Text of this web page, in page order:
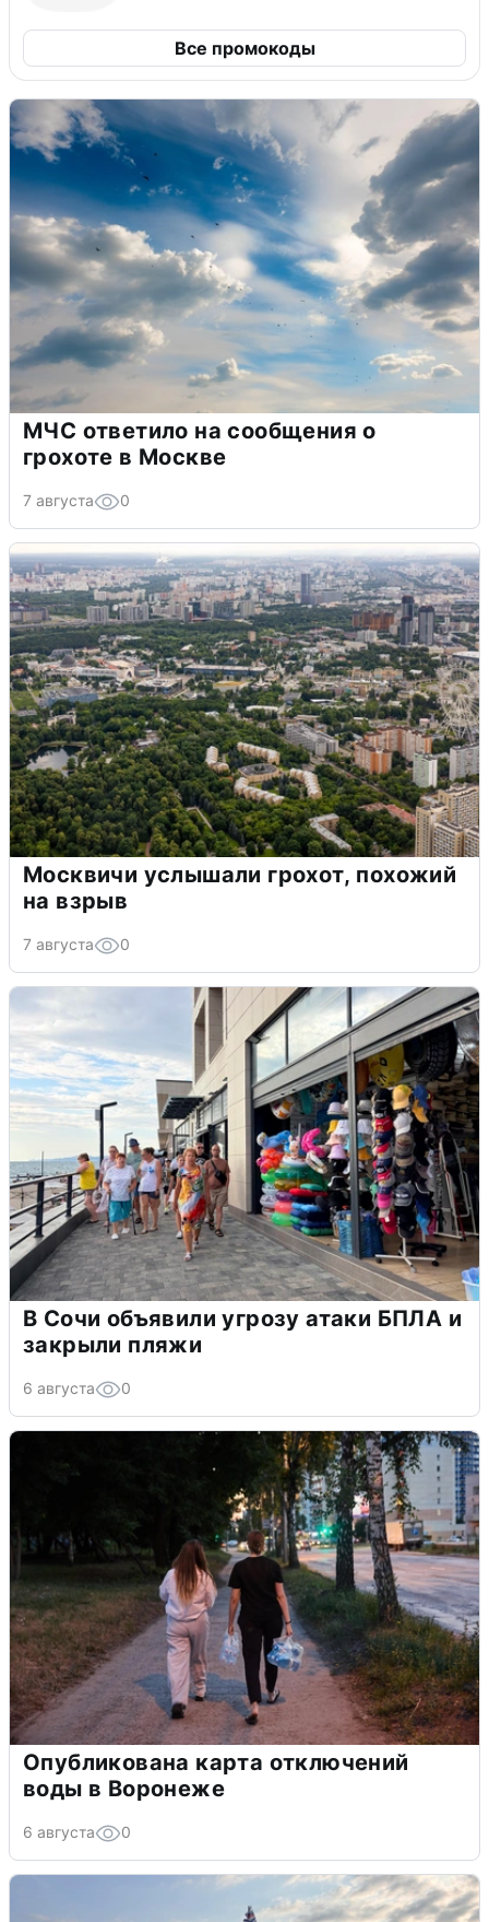
Все промокоды
МЧС ответило на сообщения о
грохоте в Москве
7 августа 0
Москвичи услышали грохот, похожий
на взрыв
7 августа 0
В Сочи объявили угрозу атаки БПЛА и
закрыли пляжи
6 августа 0
Опубликована карта отключений
воды в Воронеже
6 августа 0